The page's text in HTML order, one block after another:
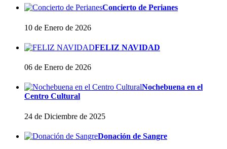
Concierto de Perianes
10 de Enero de 2026
FELIZ NAVIDAD
06 de Enero de 2026
Nochebuena en el
Centro Cultural
24 de Diciembre de 2025
Donación de Sangre